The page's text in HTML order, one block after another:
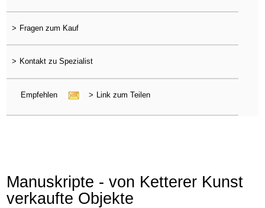
> Fragen zum Kauf
> Kontakt zu Spezialist
Empfehlen > Link zum Teilen
Manuskripte - von Ketterer Kunst
verkaufte Objekte